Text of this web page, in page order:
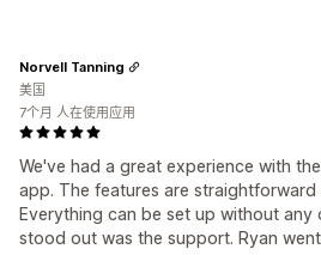
We've had a great experience with
app. The features are
Everything can be set up without
stood out was the support. Ryan
Norvell Tanning
美国
7个月 人在使用应用